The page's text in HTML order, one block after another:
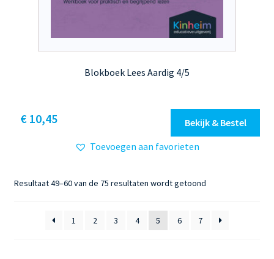
Blokboek Lees Aardig 4/5
€ 10,45 Bekijk & Bestel
heeft
variaties.
kan
Toevoegen aan favorieten
Resultaat 49–60 van de 75 resultaten wordt getoondGesorteerd
1
2 3 4 5 6 7